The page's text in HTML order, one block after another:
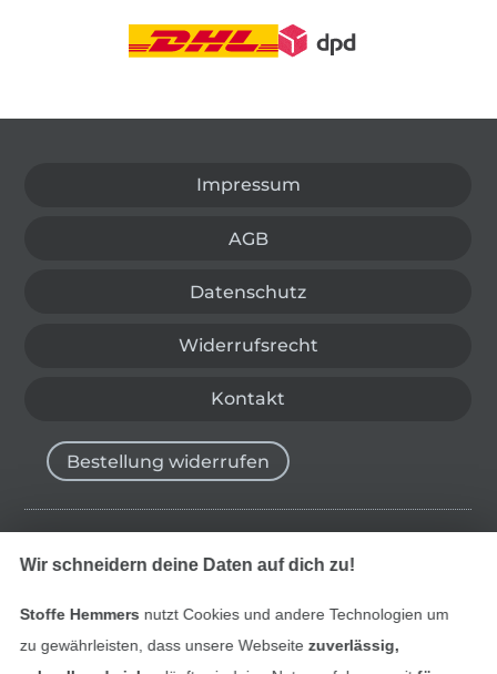
Impressum
AGB
Datenschutz
Widerrufsrecht
Kontakt
Bestellung widerrufen
Finde mehr Inspiration
Wir schneidern deine Daten auf dich zu!
Stoffe Hemmers nutzt Cookies und andere Technologien um
zu gewährleisten, dass unsere Webseite zuverlässig,